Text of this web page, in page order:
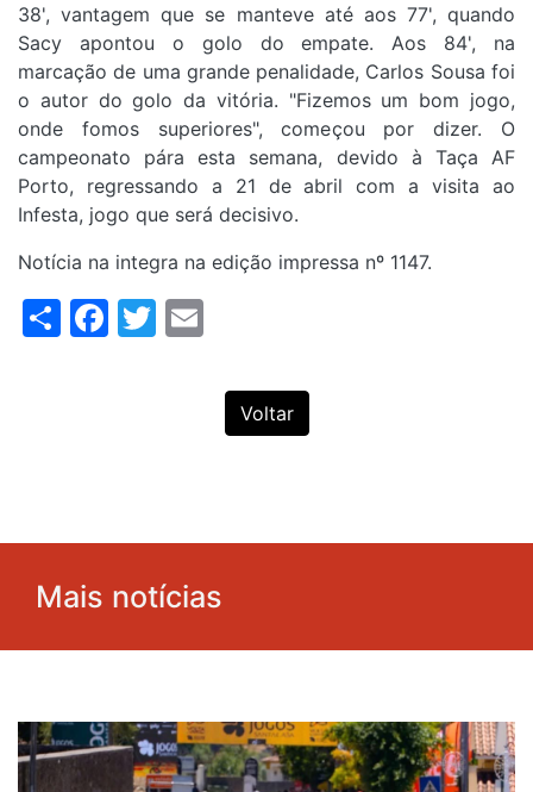
38', vantagem que se manteve até aos 77', quando
Sacy apontou o golo do empate. Aos 84', na
marcação de uma grande penalidade, Carlos Sousa foi
o autor do golo da vitória. "Fizemos um bom jogo,
onde fomos superiores", começou por dizer. O
campeonato pára esta semana, devido à Taça AF
Porto, regressando a 21 de abril com a visita ao
Infesta, jogo que será decisivo.
Notícia na integra na edição impressa nº 1147.
ShareFacebook
Twitter
Voltar
Mais notícias